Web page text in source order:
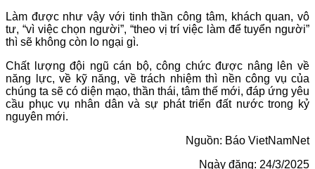
Làm được như vậy với tinh thần công tâm, khách quan, vô
tư, “vì việc chọn người”, “theo vị trí việc làm để tuyển người”
thì sẽ không còn lo ngại gì.
Chất lượng đội ngũ cán bộ, công chức được nâng lên về
năng lực, về kỹ năng, về trách nhiệm thì nền công vụ của
chúng ta sẽ có diện mạo, thần thái, tâm thế mới, đáp ứng yêu
cầu phục vụ nhân dân và sự phát triển đất nước trong kỷ
nguyên mới.
Nguồn: Báo VietNamNet
Ngày đăng: 24/3/2025